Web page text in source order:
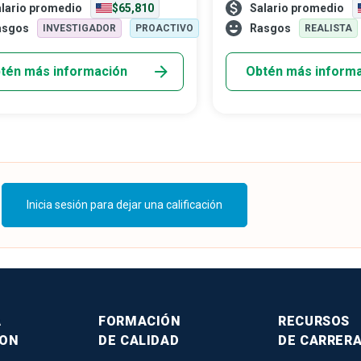
para asegurarse de que un
o servicio tenga el precio
alienta al cliente a comprar
promueve el crecimiento del
promedio
$65,810
INVESTIGADOR PROACTIVO
más información
rendimiento con riesgos
fundamentales para una
sostenible.
Salario promedio
Rasgos
REALISTA
Obtén más
Inicia sesión para dejar una calificación
FORMACIÓN
DE CALIDAD
RECURSOS
DE CARRERA